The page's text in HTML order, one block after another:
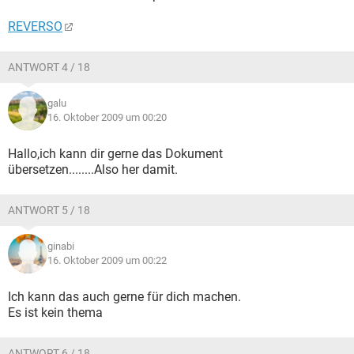
REVERSO
ANTWORT 4 / 18
galu
16. Oktober 2009 um 00:20
Hallo,ich kann dir gerne das Dokument
übersetzen........Also her damit.
ANTWORT 5 / 18
ginabi
16. Oktober 2009 um 00:22
Ich kann das auch gerne für dich machen.
Es ist kein thema